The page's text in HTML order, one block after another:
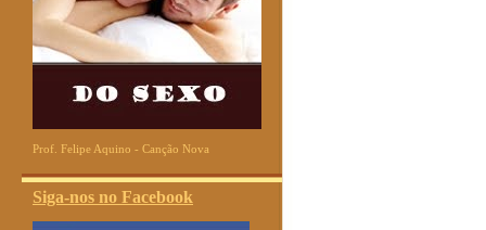
Prof. Felipe Aquino - Canção Nova
Siga-nos no Facebook